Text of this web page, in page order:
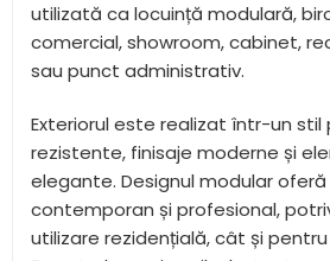
utilizată ca locuință modulară,
comercial, showroom, cabinet,
sau punct administrativ.
Exteriorul este realizat într-un stil
rezistente, finisaje moderne și
elegante. Designul modular
contemporan și profesional,
utilizare rezidențială, cât și